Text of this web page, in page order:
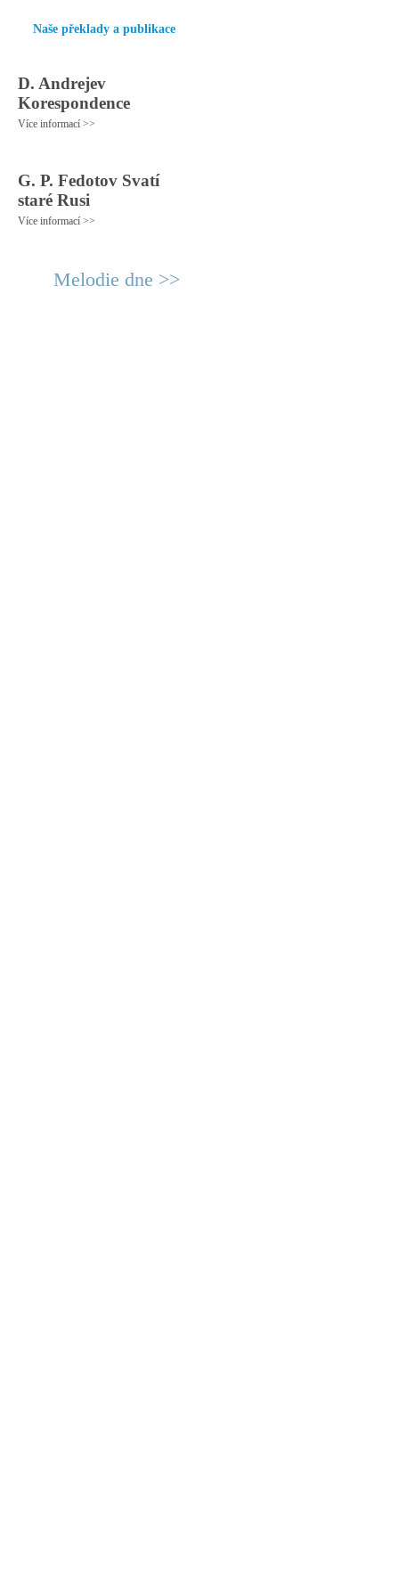
Naše překlady a publikace
D. Andrejev
Korespondence
Více informací >>
G. P. Fedotov Svatí
staré Rusi
Více informací >>
Melodie dne >>